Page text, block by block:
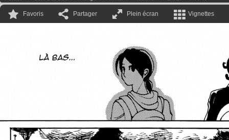
Favoris Partager Plein écran Vignettes